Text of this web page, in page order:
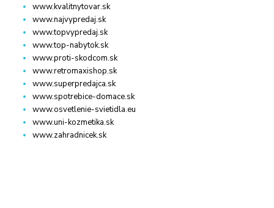
www.kvalitnytovar.sk
www.najvypredaj.sk
www.topvypredaj.sk
www.top-nabytok.sk
www.proti-skodcom.sk
www.retromaxishop.sk
www.superpredajca.sk
www.spotrebice-domace.sk
www.osvetlenie-svietidla.eu
www.uni-kozmetika.sk
www.zahradnicek.sk